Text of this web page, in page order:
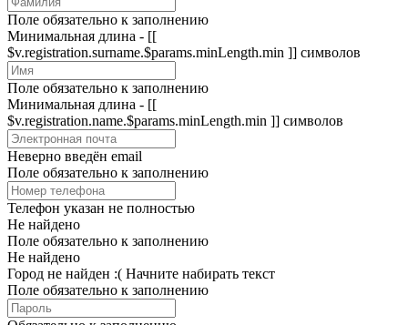
Поле обязательно к заполнению
Минимальная длина - [[
$v.registration.surname.$params.minLength.min ]] символов
Поле обязательно к заполнению
Минимальная длина - [[
$v.registration.name.$params.minLength.min ]] символов
Неверно введён email
Поле обязательно к заполнению
Телефон указан не полностью
Не найдено
Поле обязательно к заполнению
Не найдено
Город не найден :( Начните набирать текст
Поле обязательно к заполнению